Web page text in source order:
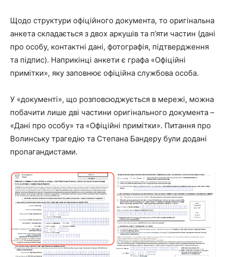
Щодо структури офіційного документа, то оригінальна
анкета складається з двох аркушів та п’яти частин (дані
про особу, контактні дані, фотографія, підтвердження
та підпис). Наприкінці анкети є графа «Офіційні
примітки», яку заповнює офіційна службова особа.
У «документі», що розповсюджується в мережі, можна
побачити лише дві частини оригінального документа –
«Дані про особу» та «Офіційні примітки». Питання про
Волинську трагедію та Степана Бандеру були додані
пропагандистами.